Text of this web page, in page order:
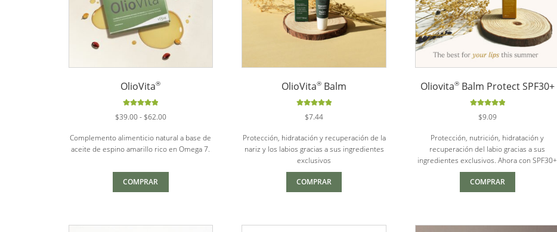
OlioVita®
5.00
$39.00- $62.00Rango
precios:
desde
hasta
Complemento alimenticio natural a base de
aceite de espino amarillo rico en Omega 7.
COMPRAR
OlioVita® Balm
con$7.44
Protección, hidratación y recuperación de la
nariz y los labios gracias a sus ingredientes
exclusivos
COMPRAR
Oliovita®Balm Protect SPF30+
con$9.09
Protección, nutrición, hidratación y
recuperación del labio gracias a sus
ingredientes exclusivos. Ahora con SPF30+
COMPRAR